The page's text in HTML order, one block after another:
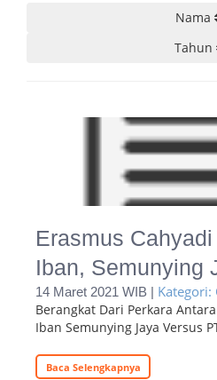
Nama
Tahun
Erasmus
Iban, Semunying
14 Maret 2021 WIB | Kategori:
Berangkat Dari Perkara
Iban Semunying Jaya Versus
Baca Selengkapnya